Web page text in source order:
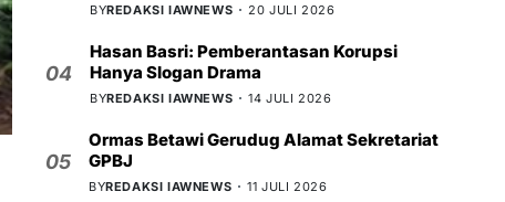
BYREDAKSI IAWNEWS 20 JULI 2026
04
Hasan Basri: Pemberantasan Korupsi
Hanya Slogan Drama
BYREDAKSI IAWNEWS 14 JULI 2026
05
Ormas Betawi Gerudug Alamat Sekretariat
GPBJ
BYREDAKSI IAWNEWS 11 JULI 2026